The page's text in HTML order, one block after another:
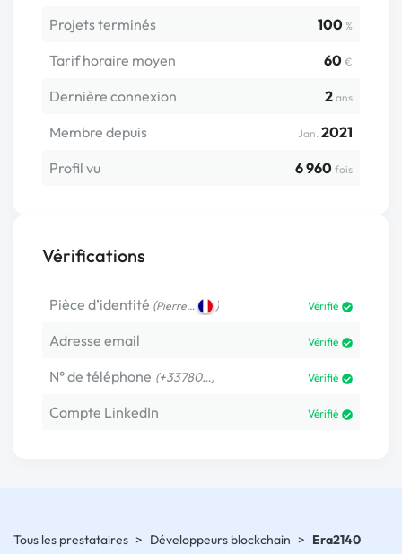
Projets terminés 100 %
Tarif horaire moyen 60 €
Dernière connexion 2 ans
Membre depuis Jan. 2021
Profil vu
6 960 fois
Vérifications
Pièce d’identité (Pierre… ) Vérifié
Adresse email Vérifié
N° de téléphone (+33780…) Vérifié
Compte LinkedIn Vérifié
Tous les prestataires > Développeurs blockchain > Era2140